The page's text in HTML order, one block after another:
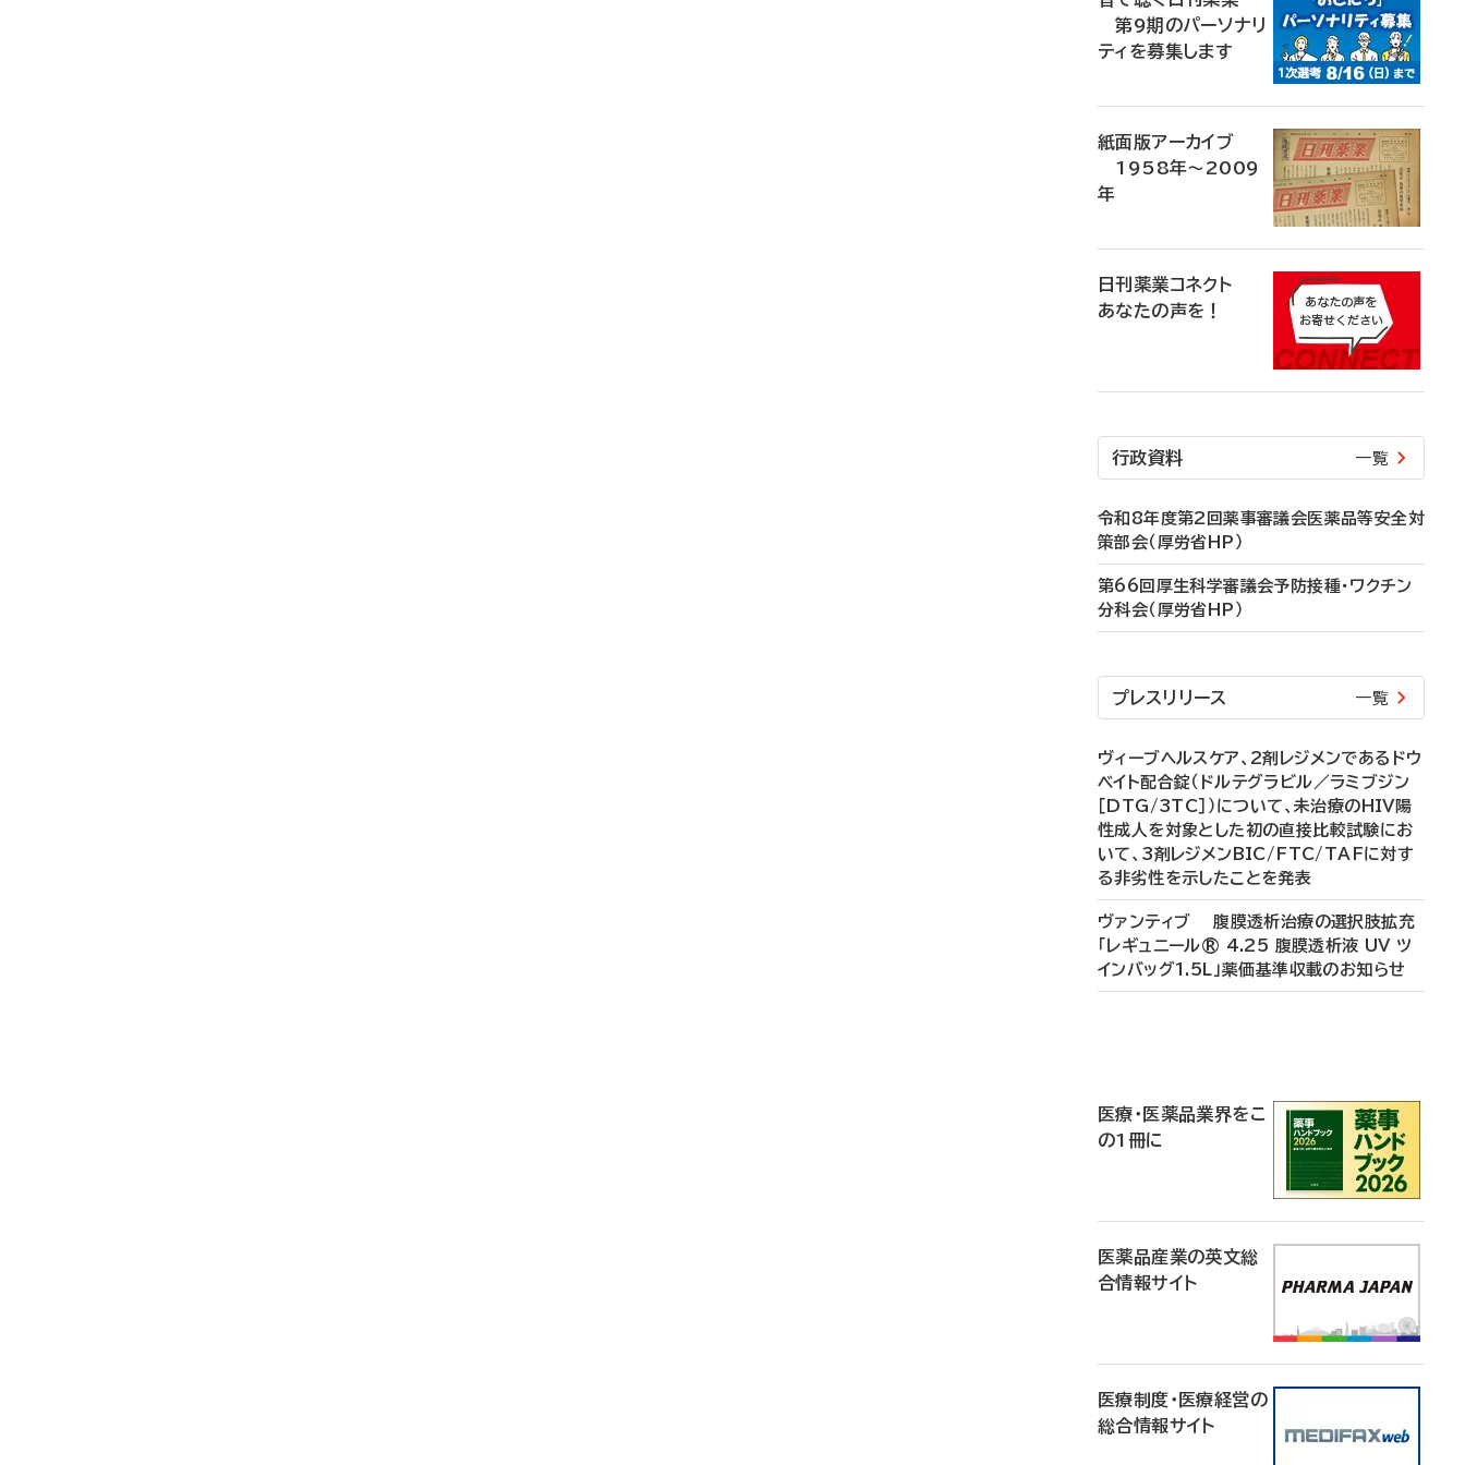
第9期のパーソナリ
ティを募集します
紙面版アーカイブ
1958年～2009
年
日刊薬業コネクト
あなたの声を！
行政資料 一覧
令和8年度第2回薬事審議会医薬品等安全対
策部会（厚労省HP）
第66回厚生科学審議会予防接種・ワクチン
分科会（厚労省HP）
プレスリリース 一覧
ヴィーブヘルスケア、2剤レジメンであるドウ
ベイト配合錠（ドルテグラビル／ラミブジン
［DTG/3TC］）について、未治療のHIV陽
性成人を対象とした初の直接比較試験にお
いて、3剤レジメンBIC/FTC/TAFに対す
る非劣性を示したことを発表
ヴァンティブ 腹膜透析治療の選択肢拡充
「レギュニール® 4.25 腹膜透析液 UV ツ
インバッグ1.5L」薬価基準収載のお知らせ
医療・医薬品業界をこ
の1冊に
医薬品産業の英文総
合情報サイト
医療制度・医療経営の
総合情報サイト